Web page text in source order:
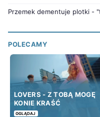
Przemek dementuje plotki -
POLECAMY
LOVERS - Z TOBĄ MOGĘ
KONIE KRAŚĆ
OGLĄDAJ